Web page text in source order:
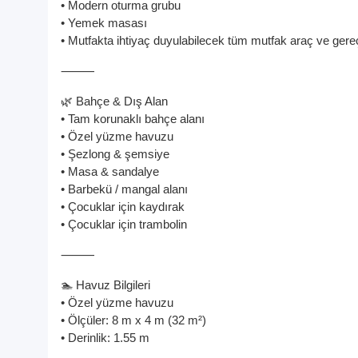
• Modern oturma grubu
• Yemek masası
• Mutfakta ihtiyaç duyulabilecek tüm mutfak araç ve
⸻
🌿 Bahçe & Dış Alan
• Tam korunaklı bahçe alanı
• Özel yüzme havuzu
• Şezlong & şemsiye
• Masa & sandalye
• Barbekü / mangal alanı
• Çocuklar için kaydırak
• Çocuklar için trambolin
⸻
🏊 Havuz Bilgileri
• Özel yüzme havuzu
• Ölçüler: 8 m x 4 m (32 m²)
• Derinlik: 1.55 m